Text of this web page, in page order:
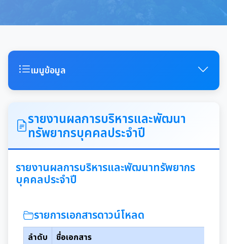
เมนูข้อมูล
คำแถลงนโยบายนายกเทศมนตรีเมืองสุเทพ
ข้อมูลทั่วไปเกี่ยวกับเทศบาล
อำนาจหน้าที่ของเทศบาล
แผนการดำเนินงาน
รายงานผลการบริหารและพัฒนา
ทรัพยากรบุคคลประจำปี
รายงานผลการบริหารและพัฒนาทรัพยากร
บุคคลประจำปี
รายการเอกสารดาวน์โหลด
ลำดับ
ชื่อเอกสาร